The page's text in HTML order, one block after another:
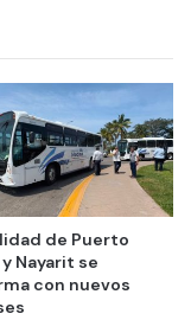
de Puerto
Nayarit se
con nuevos